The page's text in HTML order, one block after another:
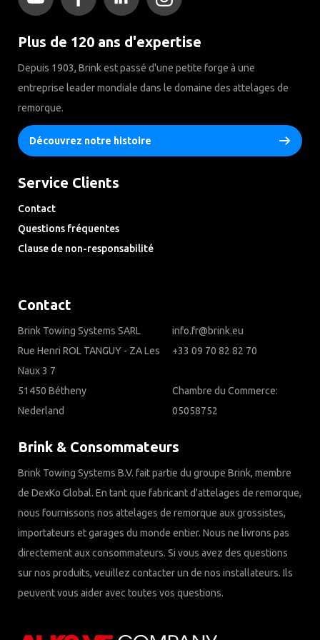
Plus de 120 ans d'expertise
Depuis 1903, Brink est passé d'une petite forge à une
entreprise leader mondiale dans le domaine des attelages de
remorque.
Découvrez notre histoire
Service Clients
Contact
Questions fréquentes
Clause de non-responsabilité
Contact
Brink Towing Systems SARL
Rue Henri ROL TANGUY - ZA Les
Naux 3 7
51450 Bétheny
Nederland
info.fr@brink.eu
+33 09 70 82 82 70
Chambre du Commerce:
05058752
Brink & Consommateurs
Brink Towing Systems B.V. fait partie du groupe Brink, membre
de DexKo Global. En tant que fabricant d'attelages de remorque,
nous fournissons nos attelages de remorque aux grossistes,
importateurs et garages du monde entier. Nous ne livrons pas
directement aux consommateurs. Si vous avez des questions
sur nos produits, veuillez contacter un de nos installateurs. Ils
peuvent vous aider avec toutes vos questions.